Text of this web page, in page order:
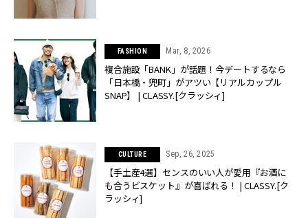
FASHION Mar, 8, 2026
複合施設「BANK」が話題！今デートするなら
「日本橋・兜町」がアツい【リアルカップル
SNAP】 | CLASSY.[クラッシィ]
CULTURE Sep, 26, 2025
【手土産4選】センスのいい人が愛用『お酒に
も合うビスケット』が喜ばれる！ | CLASSY.[ク
ラッシィ]